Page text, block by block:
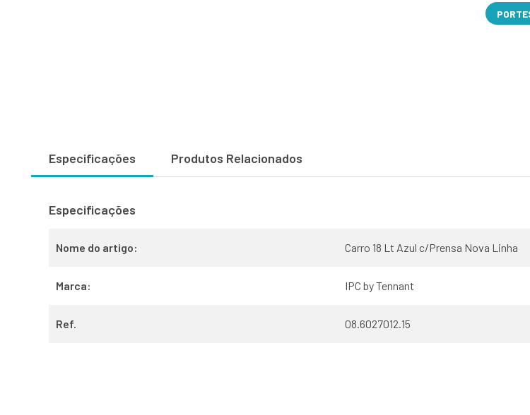
Especificações Produtos Relacionados
Especificações
Nome do artigo: Carro 18 Lt Azul c/Prensa Nova Linha
Marca: IPC by Tennant
Ref. 08.6027012.15